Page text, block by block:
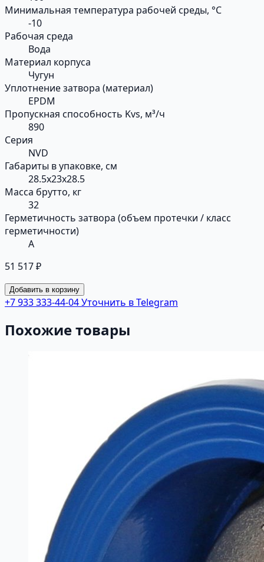
Минимальная температура рабочей среды, °С
-10
Рабочая среда
Вода
Материал корпуса
Чугун
Уплотнение затвора (материал)
EPDM
Пропускная способность Kvs, м³/ч
890
Серия
NVD
Габариты в упаковке, см
28.5x23x28.5
Масса брутто, кг
32
Герметичность затвора (объем протечки / класс
герметичности)
А
51 517 ₽
Добавить в корзину
+7 933 333-44-04Уточнить в Telegram
Похожие товары